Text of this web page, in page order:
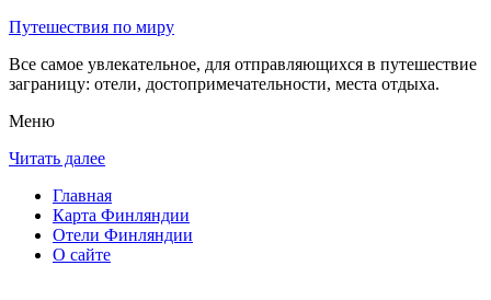
Путешествия по миру
Все самое увлекательное, для отправляющихся в путешествие
заграницу: отели, достопримечательности, места отдыха.
Меню
Читать далее
Главная
Карта Финляндии
Отели Финляндии
О сайте